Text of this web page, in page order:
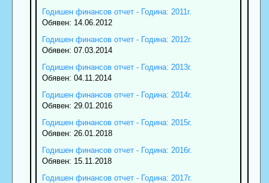
Годишен финансов отчет - Година: 2011г.
Обявен: 14.06.2012
Годишен финансов отчет - Година: 2012г.
Обявен: 07.03.2014
Годишен финансов отчет - Година: 2013г.
Обявен: 04.11.2014
Годишен финансов отчет - Година: 2014г.
Обявен: 29.01.2016
Годишен финансов отчет - Година: 2015г.
Обявен: 26.01.2018
Годишен финансов отчет - Година: 2016г.
Обявен: 15.11.2018
Годишен финансов отчет - Година: 2017г.